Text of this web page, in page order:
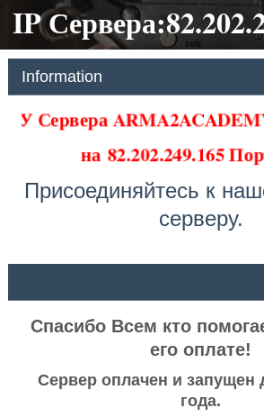
IP
Information
У Сервера
на 82.202.249.165
Присоединяйтесь к
серверу.
Спасибо Всем кто
его оплате!
Сервер оплачен и запущен
года.